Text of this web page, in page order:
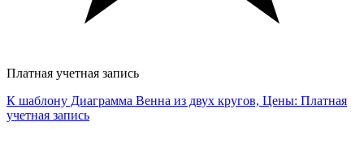
Платная учетная запись
К шаблону Диаграмма Венна из двух кругов, Цены: Платная
учетная запись